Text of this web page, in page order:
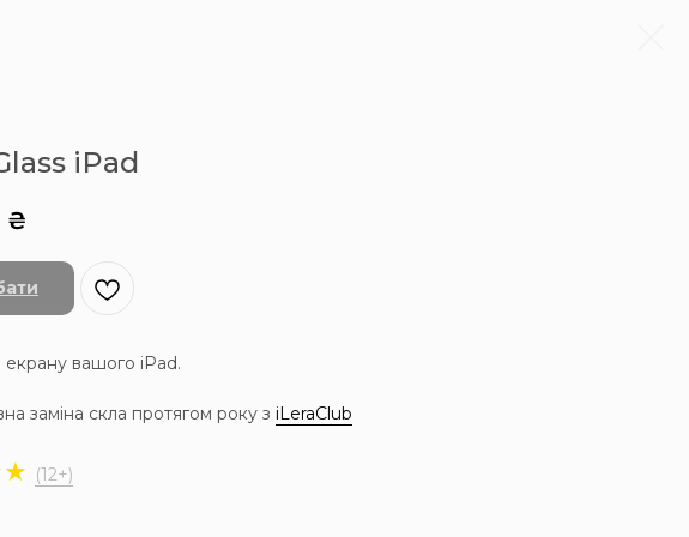
iPad
₴
екрану вашого iPad.
заміна скла протягом року з iLeraClub
(12+)